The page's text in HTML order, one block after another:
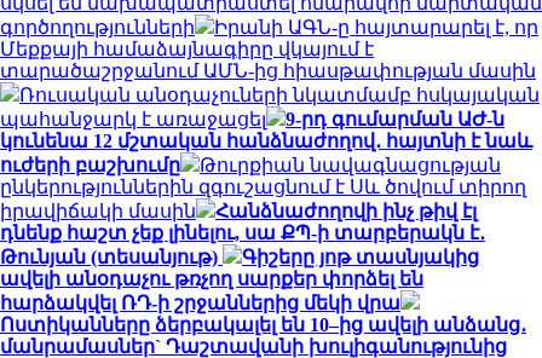
գործողությունների
Իրանի ԱԳՆ-ը հայտարարել է, որ
Մեքքայի համաձայնագիրը վկայում է
տարածաշրջանում ԱՄՆ-ից հիասթափության մասին
Ռուսական անօդաչուների նկատմամբ հսկայական
պահանջարկ է առաջացել
9-րդ գումարման ԱԺ-ն
կունենա 12 մշտական հանձնաժողով․ հայտնի է նաև
ուժերի բաշխումը
Թուրքիան նավագնացության
ընկերություններին զգուշացնում է Սև ծովում տիրող
իրավիճակի մասին
Հանձնաժողովի ինչ թիվ էլ
դնենք հաշտ չեք լինելու, սա ՔՊ-ի տարբերակն է․
Թունյան (տեսանյութ)
Գիշերը յոթ տասնյակից
ավելի անօդաչու թռչող սարքեր փորձել են
հարձակվել ՌԴ-ի շրջաններից մեկի վրա
Ոստիկանները ձերբակալել են 10–ից ավելի անձանց․
մանրամասներ` Դաշտավանի խուլիգանությունից